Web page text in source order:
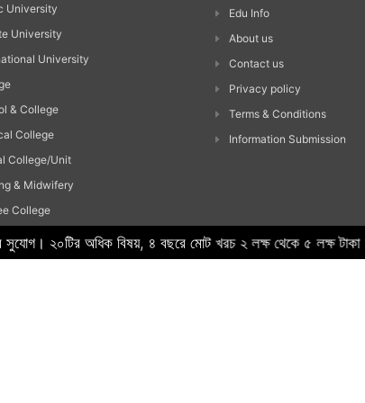
সুযোগ। ২০টির অধিক বিষয়, ৪ বছরে মোট খরচ ২ লক্ষ থেকে ৫
University
University
University
& College
College
College/Unit
& Midwifery
College
Edu Info
About us
Contact us
Privacy policy
Terms & Conditions
Information Submission